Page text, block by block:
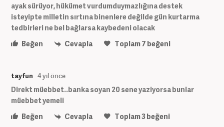
ayak sürüyor, hükümet vurdumduymazlığına destek
isteyipte milletin sırtına binenlere değilde gün kurtarma
tedbirleri ne bel bağlarsa kaybedeni olacak
Beğen
Cevapla Toplam7 beğeni
tayfun 4 yıl önce
Direkt müebbet..banka soyan 20 sene yaziyorsa bunlar
müebbet yemeli
Beğen
Cevapla Toplam3beğeni